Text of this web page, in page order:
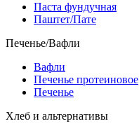
Паста фундучная
Паштет/Пате
Печенье/Вафли
Вафли
Печенье протеиновое
Печенье
Хлеб и альтернативы